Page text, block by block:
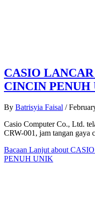
CASIO
CINCIN PENUH
By Batrisyia Faisal /
Casio Computer Co., Ltd.
CRW-001, jam tangan gaya
Bacaan Lanjut about
PENUH UNIK